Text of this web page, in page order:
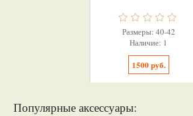
Размеры: 40-42
Наличие: 1
1500 руб.
Популярные аксессуары: